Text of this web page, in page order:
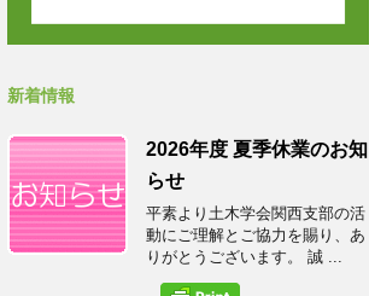
新着情報
2026年度 夏季休業のお知
らせ
平素より土木学会関西支部の活
動にご理解とご協力を賜り、あ
りがとうございます。 誠 ...